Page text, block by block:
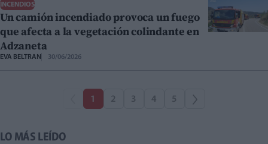
INCENDIOS
Un camión incendiado provoca un fuego
que afecta a la vegetación colindante en
Adzaneta
EVA BELTRAN 30/06/2026
1 2 3 4 5
LO MÁS LEÍDO